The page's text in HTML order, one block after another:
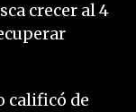
crecer al 4
calificó de